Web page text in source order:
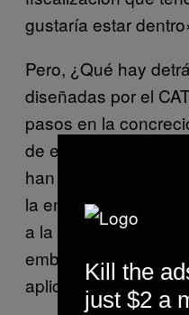
gustaría estar
Pero, ¿Qué hay
diseñadas por el
pasos en la
de estado? Fuentes
han limitado a
la entrega del Libro
a la formación del
embargo, ahora,
aplicación de estas
Kill the
just $2 a